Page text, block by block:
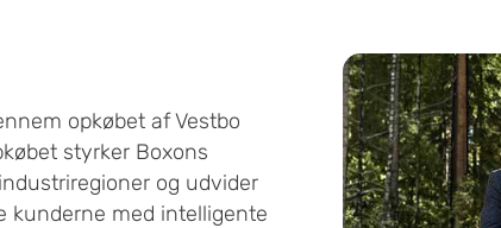
opkøbet af Vestbo
styrker Boxons
og udvider
kunderne med intelligente